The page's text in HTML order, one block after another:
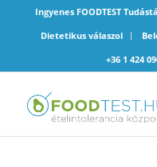
Ingyenes FOODTEST
Dietetikus válaszol
+36 1 424